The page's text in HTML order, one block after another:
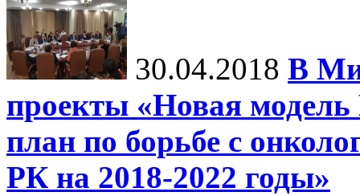
30.04.2018 В
проекты «Новая
план по борьбе с
РК на 2018-2022 годы»